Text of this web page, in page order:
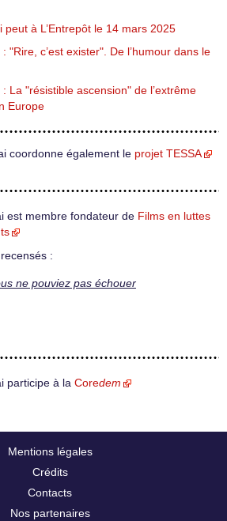
peut à L’Entrepôt le 14 mars 2025
"Rire, c’est exister". De l’humour dans le
La "résistible ascension" de l’extrême
Europe
coordonne également le projet TESSA
est membre fondateur de Films en luttes
:
ne pouviez pas échouer
participe à la Coredem
Mentions légales
Crédits
Contacts
Nos partenaires